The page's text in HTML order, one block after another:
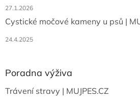
27.1.2026
Cystické močové kameny u psů |
24.4.2025
Poradna výživa
Trávení stravy | MUJPES.CZ